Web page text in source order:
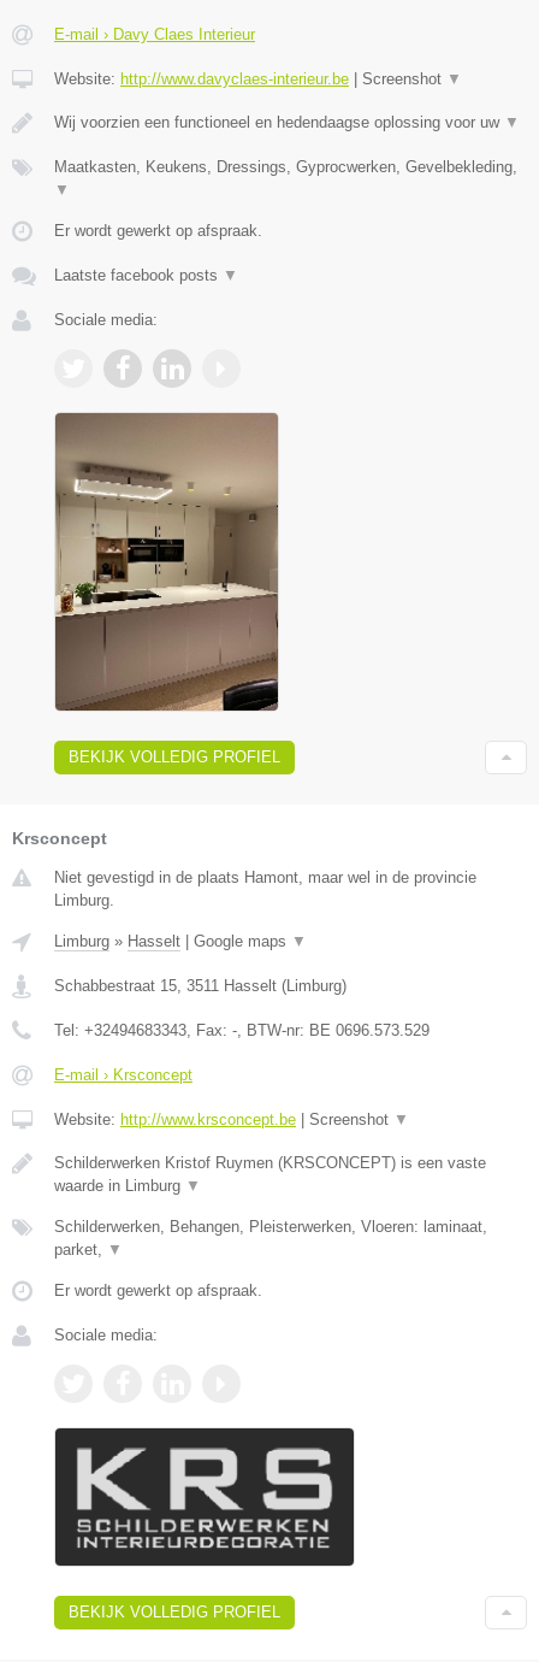
E-mail › Davy Claes Interieur
Website: http://www.davyclaes-interieur.be | Screenshot ▼
Wij voorzien een functioneel en hedendaagse oplossing voor uw ▼
Maatkasten, Keukens, Dressings, Gyprocwerken, Gevelbekleding,
▼
Er wordt gewerkt op afspraak.
Laatste facebook posts ▼
Sociale media:
BEKIJK VOLLEDIG PROFIEL
Krsconcept
Niet gevestigd in de plaats Hamont, maar wel in de provincie
Limburg.
Limburg » Hasselt Google maps ▼
Schabbestraat 15, 3511 Hasselt (Limburg)
Tel: +32494683343, Fax: -, BTW-nr: BE 0696.573.529
E-mail › Krsconcept
Website: http://www.krsconcept.be Screenshot ▼
Schilderwerken Kristof Ruymen (KRSCONCEPT) is een vaste
waarde in Limburg ▼
Schilderwerken, Behangen, Pleisterwerken, Vloeren: laminaat,
parket, ▼
Er wordt gewerkt op afspraak.
Sociale media:
BEKIJK VOLLEDIG PROFIEL